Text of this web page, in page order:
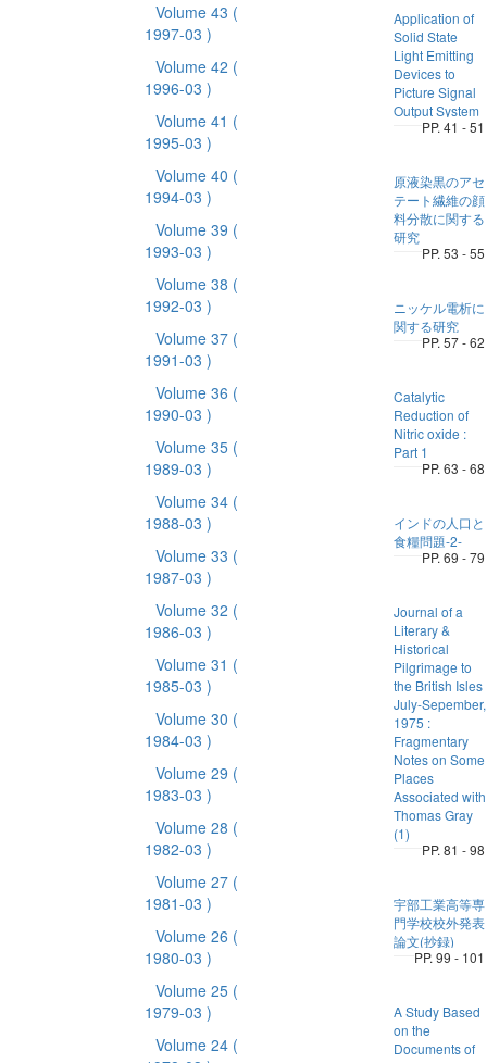
Volume 43 (
1997-03 )
Volume 42 (
1996-03 )
Volume 41 (
1995-03 )
Volume 40 (
1994-03 )
Volume 39 (
1993-03 )
Volume 38 (
1992-03 )
Volume 37 (
1991-03 )
Volume 36 (
1990-03 )
Volume 35 (
1989-03 )
Volume 34 (
1988-03 )
Volume 33 (
1987-03 )
Volume 32 (
1986-03 )
Volume 31 (
1985-03 )
Volume 30 (
1984-03 )
Volume 29 (
1983-03 )
Volume 28 (
1982-03 )
Volume 27 (
1981-03 )
Volume 26 (
1980-03 )
Volume 25 (
1979-03 )
Volume 24 (
Application of
Solid State
Light Emitting
Devices to
Picture Signal
Output System
PP. 41 - 51
原液染黒のアセ
テート繊維の顔
料分散に関する
研究
PP. 53 - 55
ニッケル電析に
関する研究
PP. 57 - 62
Catalytic
Reduction of
Nitric oxide :
Part 1
PP. 63 - 68
インドの人口と
食糧問題-2-
PP. 69 - 79
Journal of a
Literary &
Historical
Pilgrimage to
the British Isles
July-Sepember,
1975 :
Fragmentary
Notes on Some
Places
Associated with
Thomas Gray
(1)
PP. 81 - 98
宇部工業高等専
門学校校外発表
論文(抄録)
PP. 99 - 101
A Study Based
on the
Documents of